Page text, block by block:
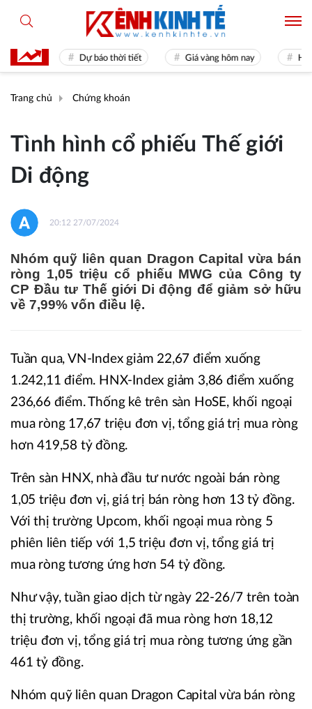
Dự báo thời tiết Giá vàng hôm nay Hiền tài
Trang chủ Chứng khoán
Tình hình cổ phiếu Thế giới
Di động
20:12 27/07/2024
Nhóm quỹ liên quan Dragon Capital vừa bán
ròng 1,05 triệu cổ phiếu MWG của Công ty
CP Đầu tư Thế giới Di động để giảm sở hữu
về 7,99% vốn điều lệ.
Tuần qua, VN-Index giảm 22,67 điểm xuống
1.242,11 điểm. HNX-Index giảm 3,86 điểm xuống
236,66 điểm. Thống kê trên sàn HoSE, khối ngoại
mua ròng 17,67 triệu đơn vị, tổng giá trị mua ròng
hơn 419,58 tỷ đồng.
Trên sàn HNX, nhà đầu tư nước ngoài bán ròng
1,05 triệu đơn vị, giá trị bán ròng hơn 13 tỷ đồng.
Với thị trường Upcom, khối ngoại mua ròng 5
phiên liên tiếp với 1,5 triệu đơn vị, tổng giá trị
mua ròng tương ứng hơn 54 tỷ đồng.
Như vậy, tuần giao dịch từ ngày 22-26/7 trên toàn
thị trường, khối ngoại đã mua ròng hơn 18,12
triệu đơn vị, tổng giá trị mua ròng tương ứng gần
461 tỷ đồng.
Nhóm quỹ liên quan Dragon Capital vừa bán ròng